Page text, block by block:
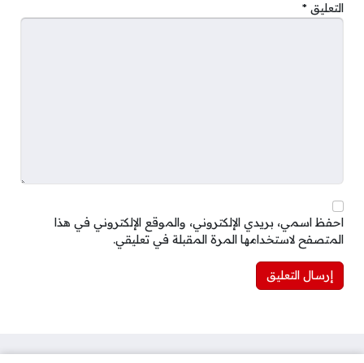
التعليق *
احفظ اسمي، بريدي الإلكتروني، والموقع الإلكتروني في هذا
المتصفح لاستخدامها المرة المقبلة في تعليقي.